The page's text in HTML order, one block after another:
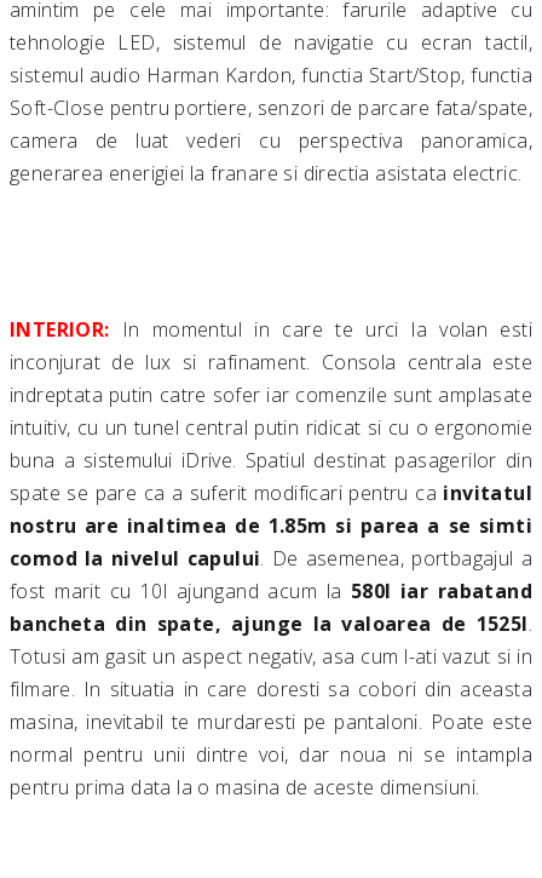
amintim pe cele mai importante: farurile adaptive cu
tehnologie LED, sistemul de navigatie cu ecran tactil,
sistemul audio Harman Kardon, functia Start/Stop, functia
Soft-Close pentru portiere, senzori de parcare fata/spate,
camera de luat vederi cu perspectiva panoramica,
generarea enerigiei la franare si directia asistata electric.
INTERIOR: In momentul in care te urci la volan esti
inconjurat de lux si rafinament. Consola centrala este
indreptata putin catre sofer iar comenzile sunt amplasate
intuitiv, cu un tunel central putin ridicat si cu o ergonomie
buna a sistemului iDrive. Spatiul destinat pasagerilor din
spate se pare ca a suferit modificari pentru ca invitatul
nostru are inaltimea de 1.85m si parea a se simti
comod la nivelul capului. De asemenea, portbagajul a
fost marit cu 10l ajungand acum la 580l iar rabatand
bancheta din spate, ajunge la valoarea de 1525l.
Totusi am gasit un aspect negativ, asa cum l-ati vazut si in
filmare. In situatia in care doresti sa cobori din aceasta
masina, inevitabil te murdaresti pe pantaloni. Poate este
normal pentru unii dintre voi, dar noua ni se intampla
pentru prima data la o masina de aceste dimensiuni.